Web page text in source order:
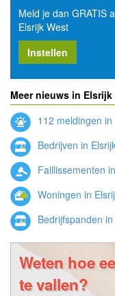
Meld je dan GRATIS
Elsrijk West
Instellen
Meer nieuws in Elsrijk
112 meldingen
Bedrijven in
Faillissementen
Woningen in
Bedrijfspanden
Weten hoe
te vallen?